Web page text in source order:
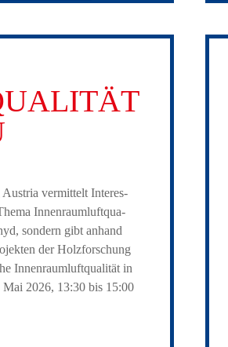
Austria vermit­telt Inter­es­
Innen­raum­luft­qua­
sondern gibt anhand
der Holz­for­schung
Innen­raum­luft­qua­lität in
Mai 2026, 13:30 bis 15:00